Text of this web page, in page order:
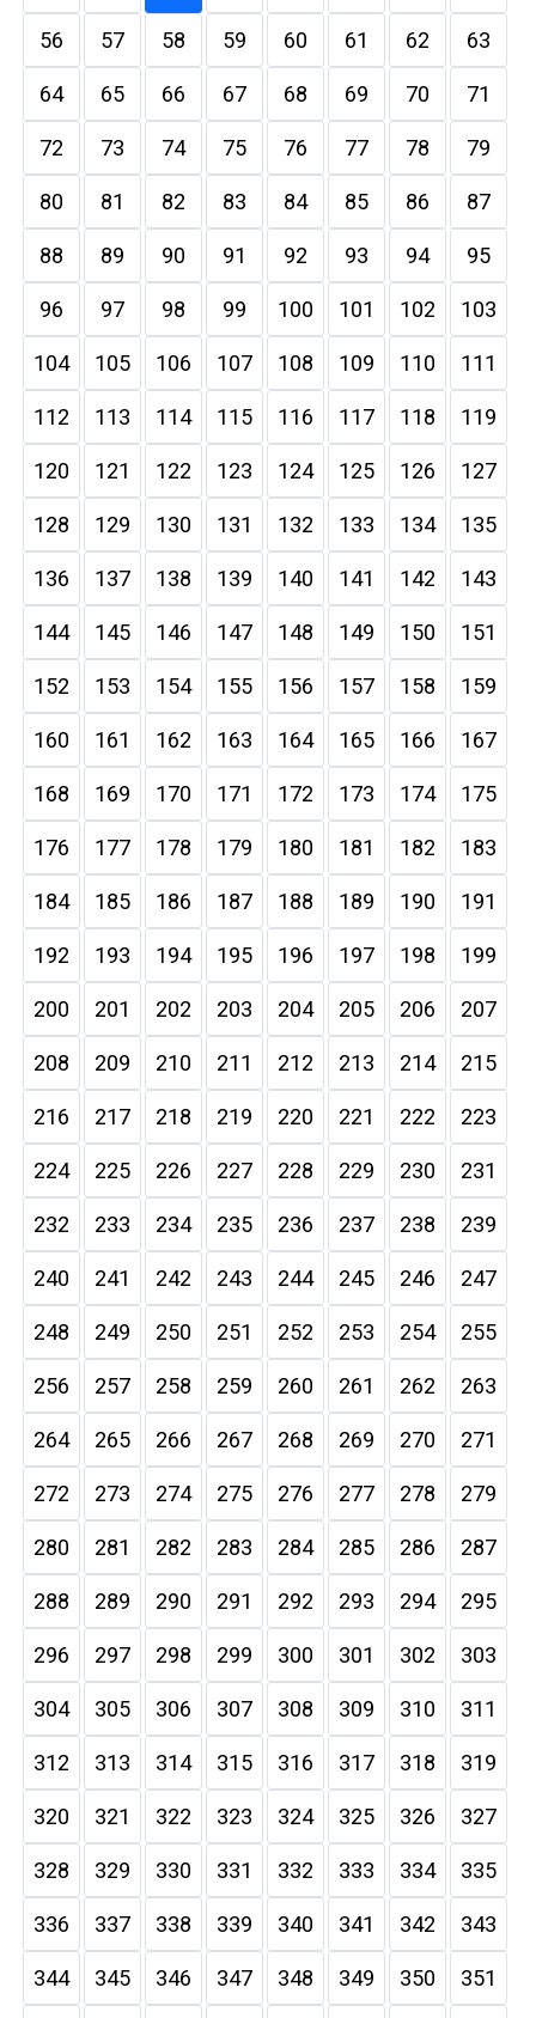
56 57 58 59 60 61 62 63
64 65 66 67 68 69 70 71
72 73 74 75 76 77 78 79
80 81 82 83 84 85 86 87
88 89 90 91 92 93 94 95
96 97 98 99 100 101 102 103
104 105 106 107 108 109 110 111
112 113 114 115 116 117 118 119
120 121 122 123 124 125 126 127
128 129 130 131 132 133 134 135
136 137 138 139 140 141 142 143
144 145 146 147 148 149 150 151
152 153 154 155 156 157 158 159
160 161 162 163 164 165 166 167
168 169 170 171 172 173 174 175
176 177 178 179 180 181 182 183
184 185 186 187 188 189 190 191
192 193 194 195 196 197 198 199
200 201 202 203 204 205 206 207
208 209 210 211 212 213 214 215
216 217 218 219 220 221 222 223
224 225 226 227 228 229 230 231
232 233 234 235 236 237 238 239
240 241 242 243 244 245 246 247
248 249 250 251 252 253 254 255
256 257 258 259 260 261 262 263
264 265 266 267 268 269 270 271
272 273 274 275 276 277 278 279
280 281 282 283 284 285 286 287
288 289 290 291 292 293 294 295
296 297 298 299 300 301 302 303
304 305 306 307 308 309 310 311
312 313 314 315 316 317 318 319
320 321 322 323 324 325 326 327
328 329 330 331 332 333 334 335
336 337 338 339 340 341 342 343
344 345 346 347 348 349 350 351